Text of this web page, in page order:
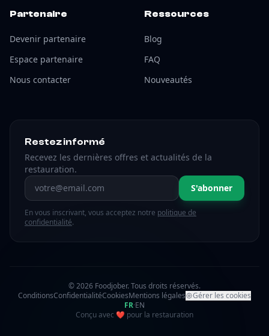
Partenaire
Devenir partenaire
Espace partenaire
Nous contacter
Ressources
Blog
FAQ
Nouveautés
Restez informé
Recevez les dernières offres et actualités de la
restauration.
Adresse email S'abonner
En vous inscrivant, vous acceptez notre politique de
confidentialité.
© 2026 Foodjober. Tous droits réservés.
ConditionsConfidentialitéCookiesMentions légales
Gérer les cookies
FR·EN
Conçu avec ❤ amour
pour la restauration